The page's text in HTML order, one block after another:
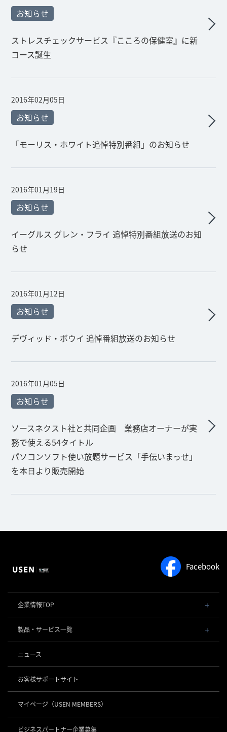
お知らせ
ストレスチェックサービス『こころの保健室』に新
コース誕生
2016年02月05日
お知らせ
「モーリス・ホワイト追悼特別番組」のお知らせ
2016年01月19日
お知らせ
イーグルス グレン・フライ 追悼特別番組放送のお知
らせ
2016年01月12日
お知らせ
デヴィッド・ボウイ 追悼番組放送のお知らせ
2016年01月05日
お知らせ
ソースネクスト社と共同企画 業務店オーナーが実
務で使える54タイトル
パソコンソフト使い放題サービス「手伝いまっせ」
を本日より販売開始
Facebook
企業情報TOP
会社概要・役員一覧
事業内容
社長メッセージ
事業所一覧
店舗DX
製品・サービス一覧
POSレジ 他
USENレジ
USENセルフレジ
USENレジTAB HEALTHCARE
USEN ハンディ
USEN Mobile Order
USEN Tablet Order
キャッシュレス決済
USEN PAY
KettyBot Pro（配膳）
お役立ち情報
ニュース
お客様サポートサイト
マイページ （USEN MEMBERS）
ビジネスパートナー企業募集